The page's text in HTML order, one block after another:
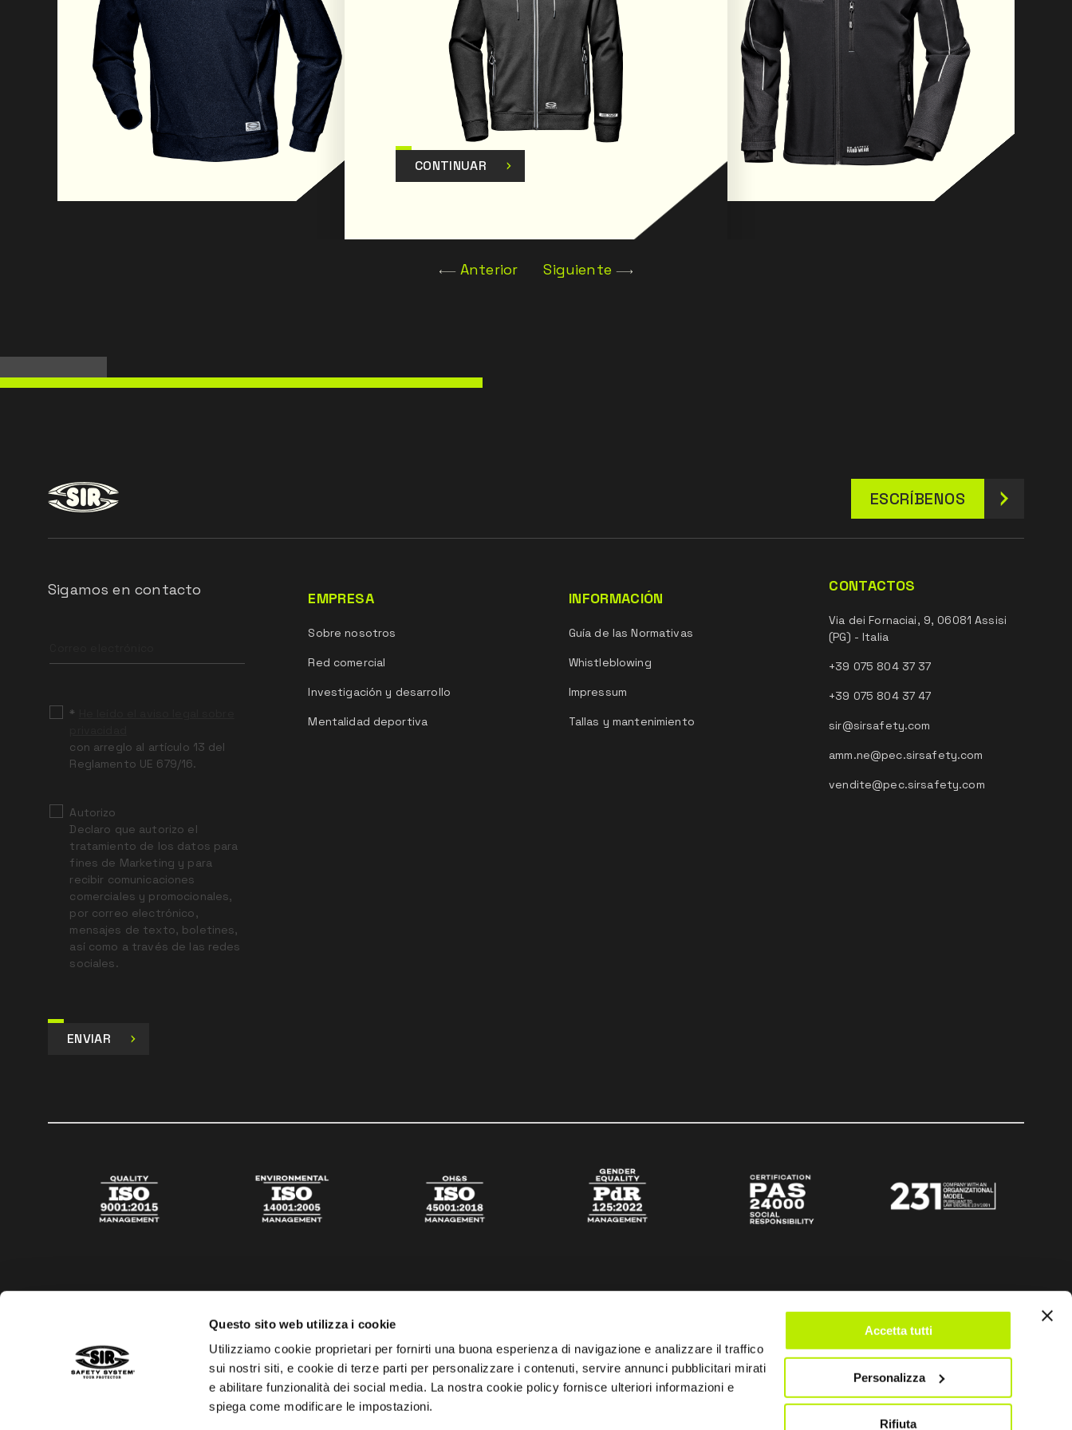
Questo sito web utilizza i cookie
Utilizziamo cookie proprietari per fornirti una buona esperienza di navigazione e analizzare il traffico
sui nostri siti, e cookie di terze parti per personalizzare i contenuti, servire annunci pubblicitari mirati
e abilitare funzionalità dei social media. La nostra cookie policy fornisce ulteriori informazioni e
spiega come modificare le impostazioni.
Accetta tutti
Personalizza
Rifiuta
CONTINUAR
Anterior Siguiente
ESCRÍBENOS
Sigamos en contacto
field
*
con arreglo al artículo 13 del
Reglamento UE 679/16.
Autorizo
Declaro que autorizo el
tratamiento de los datos para
fines de Marketing y para
recibir comunicaciones
comerciales y promocionales,
por correo electrónico,
mensajes de texto, boletines,
así como a través de las redes
sociales.
ENVIAR
EMPRESA
Sobre nosotros
Red comercial
Investigación y desarrollo
Mentalidad deportiva
INFORMACIÓN
Guía de las Normativas
Whistleblowing
Impressum
Tallas y mantenimiento
CONTACTOS
Via dei Fornaciai, 9, 06081 Assisi
(PG) - Italia
+39 075 804 37 37
+39 075 804 37 47
sir@sirsafety.com
amm.ne@pec.sirsafety.com
vendite@pec.sirsafety.com